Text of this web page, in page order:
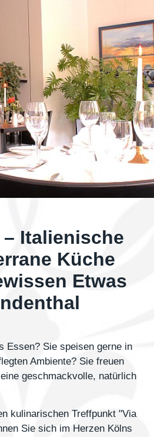
Italienische
Küche
Etwas
Essen? Sie speisen gerne in
Ambiente? Sie freuen
geschmackvolle, natürlich
kulinarischen Treffpunkt "Via
Sie sich im Herzen Kölns